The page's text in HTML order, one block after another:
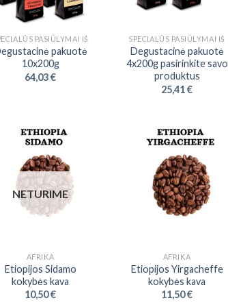
PASIŪLYMAI IŠ
pakuotė
10x200g
64,03€
SPECIALŪS PASIŪLYMAI IŠ
Degustacinė pakuotė
4x200g pasirinkite savo
produktus
25,41€
NETURIME
AFRIKA
Etiopijos Sidamo
kokybės kava
10,50€
AFRIKA
Etiopijos Yirgacheffe
kokybės kava
11,50€